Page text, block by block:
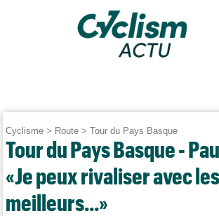
Cyclisme > Route >Tour du Pays Basque
Tour du Pays Basque -
«Je peux rivaliser avec les
meilleurs...»